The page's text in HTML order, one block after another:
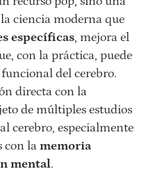
ciencia moderna que
específicas, mejora el
con la práctica, puede
del cerebro.
directa con la
de múltiples estudios
cerebro, especialmente
con la memoria
mental.